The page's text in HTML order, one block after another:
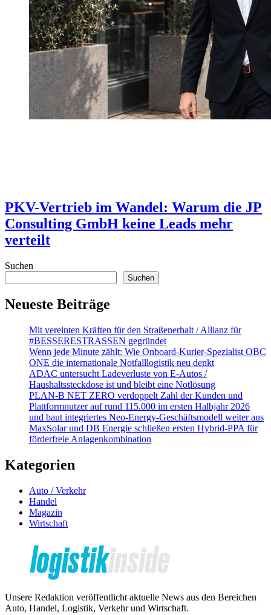
PKV-Vertrieb im Wandel: Warum die JP
Consulting GmbH keine Leads mehr
verteilt
Suchen
Suchen
Neueste Beiträge
Mit vereinten Kräften für den Straßenerhalt / Allianz für
#BESSERESTRASSEN gegründet
Wenn jede Minute zählt: Wie Onboard-Kurier-Spezialist OBC
ONE die internationale Notfalllogistik neu denkt
ADAC untersucht Ladeverluste von E-Autos /
Haushaltssteckdose ist und bleibt eine Notlösung
PLAN-B NET ZERO verdoppelt Zahl der Kunden und
Plattformnutzer auf rund 115.000 im ersten Halbjahr 2026
und baut integriertes Neo-Energy-Geschäftsmodell weiter aus
MaxSolar und DB Energie schließen ersten Hybrid-PPA für
förderfreie Anlagenkombination
Kategorien
Auto / Verkehr
Handel
Magazin
Wirtschaft
Unsere Redaktion veröffentlicht aktuelle News aus den Bereichen
Auto, Handel, Logistik, Verkehr und Wirtschaft.